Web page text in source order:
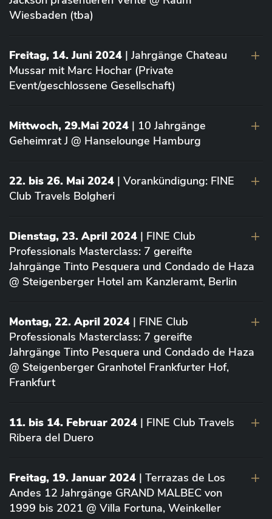
Wiesbaden (tba)
Freitag, 14. Juni 2024 | Jahrgänge Chateau
Mussar mit Marc Hochar (Private
Event/geschlossene Gesellschaft)
Mittwoch, 29.Mai 2024 | 10 Jahrgänge
Geheimrat J @ Hanselounge Hamburg
22. bis 26. Mai 2024 | Vorankündigung: FINE
Club Travels Bolgheri
Dienstag, 23. April 2024 | FINE Club
Professionals Masterclass: 7 gereifte
Jahrgänge Tinto Pesquera und Condado de Haza
@ Steigenberger Hotel am Kanzleramt, Berlin
Montag, 22. April 2024 | FINE Club
Professionals Masterclass: 7 gereifte
Jahrgänge Tinto Pesquera und Condado de Haza
@ Steigenberger Granhotel Frankfurter Hof,
Frankfurt
11. bis 14. Februar 2024 | FINE Club Travels
Ribera del Duero
Freitag, 19. Januar 2024 | Terrazas de Los
Andes 12 Jahrgänge GRAND MALBEC von
1999 bis 2021 @ Villa Fortuna, Weinkeller